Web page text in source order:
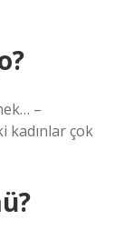
–
kadınlar çok